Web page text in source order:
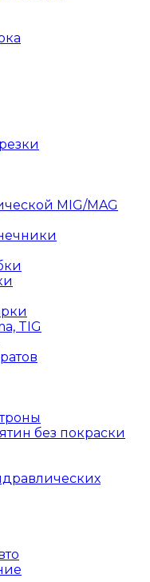
MIG/MAG
TIG
без покраски